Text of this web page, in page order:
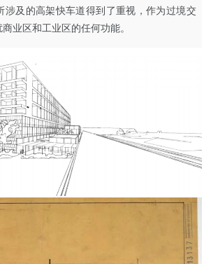
涉及的高架快车道得到了重视，作为过境交
业区和工业区的任何功能。